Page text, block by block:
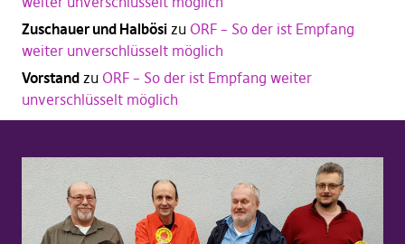
Zuschauer und Halbösi zu ORF – So der ist Empfang
weiter unverschlüsselt möglich
Vorstandzu ORF – So der ist Empfang weiter
unverschlüsselt möglich